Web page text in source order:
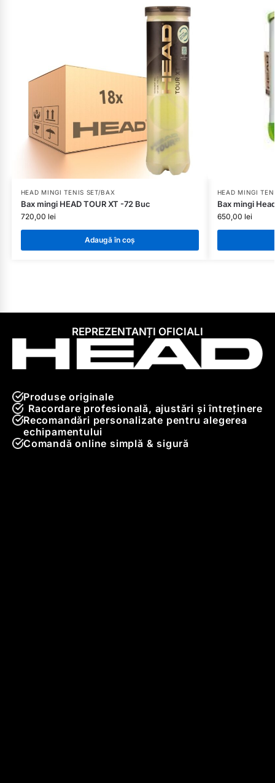
HEAD MINGI TENIS SET/BAX
Bax mingi HEAD TOUR XT -72 Buc
720,00 lei
Adaugă în coș
HEAD MINGI
Bax mingi
650,00 lei
REPREZENTANȚI OFICIALI
Produse originale
Racordare profesională, ajustări și întreținere
Recomandări personalizate pentru alegerea
echipamentului
Comandă online simplă & sigură